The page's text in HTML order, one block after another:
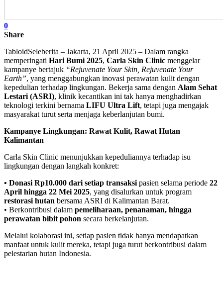
0
Share
TabloidSeleberita – Jakarta, 21 April 2025 – Dalam rangka
memperingati Hari Bumi 2025, Carla Skin Clinic menggelar
kampanye bertajuk “Rejuvenate Your Skin, Rejuvenate Your
Earth”, yang menggabungkan inovasi perawatan kulit dengan
kepedulian terhadap lingkungan. Bekerja sama dengan Alam Sehat
Lestari (ASRI), klinik kecantikan ini tak hanya menghadirkan
teknologi terkini bernama LIFU Ultra Lift, tetapi juga mengajak
masyarakat turut serta menjaga keberlanjutan bumi.
Kampanye Lingkungan: Rawat Kulit, Rawat Hutan
Kalimantan
Carla Skin Clinic menunjukkan kepeduliannya terhadap isu
lingkungan dengan langkah konkret:
• Donasi Rp10.000 dari setiap transaksi pasien selama periode 22
April hingga 22 Mei 2025, yang disalurkan untuk program
restorasi hutan bersama ASRI di Kalimantan Barat.
• Berkontribusi dalam pemeliharaan, penanaman, hingga
perawatan bibit pohon secara berkelanjutan.
Melalui kolaborasi ini, setiap pasien tidak hanya mendapatkan
manfaat untuk kulit mereka, tetapi juga turut berkontribusi dalam
pelestarian hutan Indonesia.